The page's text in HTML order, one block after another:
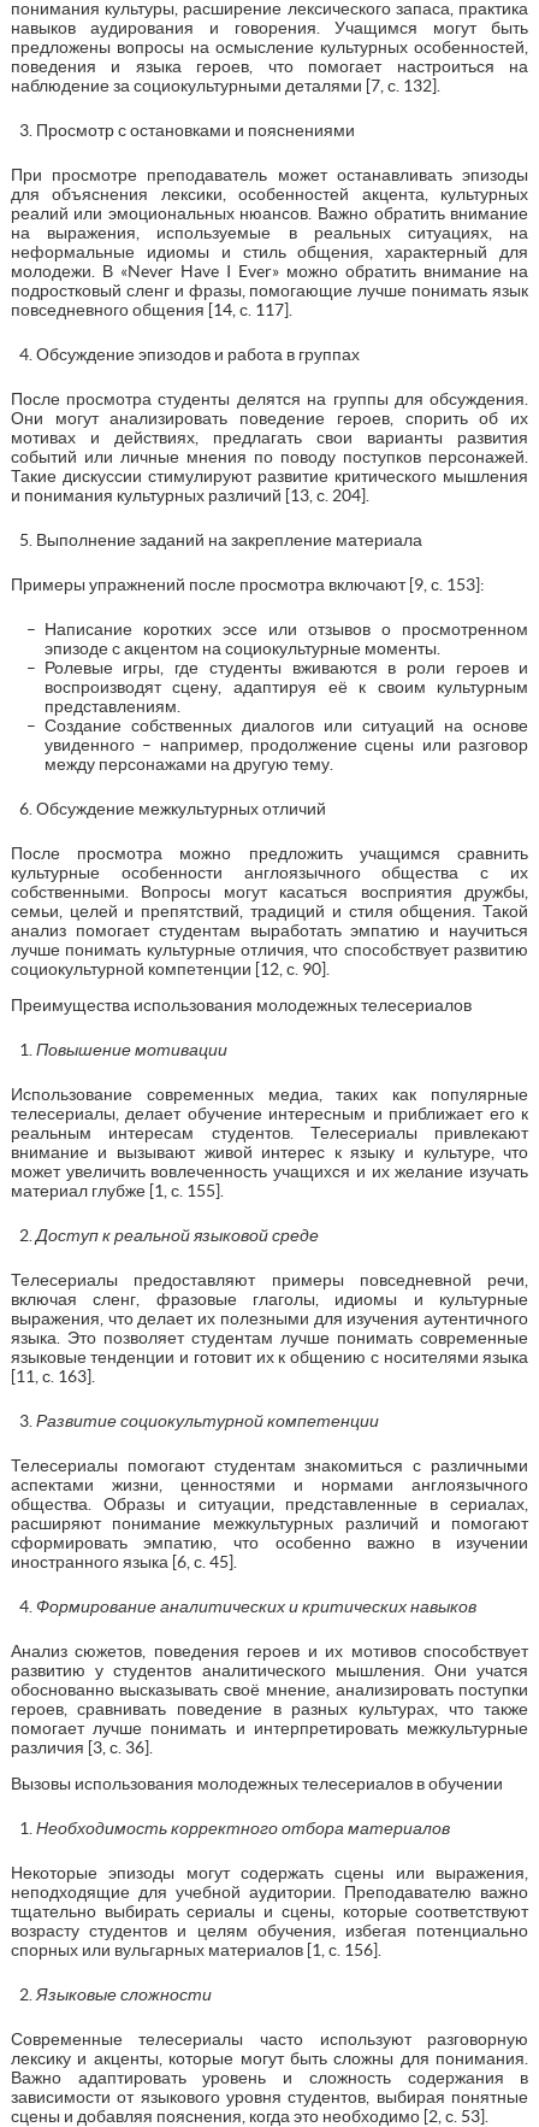
понимания культуры, расширение лексического запаса, практика
навыков аудирования и говорения. Учащимся могут быть
предложены вопросы на осмысление культурных особенностей,
поведения и языка героев, что помогает настроиться на
наблюдение за социокультурными деталями [7, с. 132].
Просмотр с остановками и пояснениями
При просмотре преподаватель может останавливать эпизоды
для объяснения лексики, особенностей акцента, культурных
реалий или эмоциональных нюансов. Важно обратить внимание
на выражения, используемые в реальных ситуациях, на
неформальные идиомы и стиль общения, характерный для
молодежи. В «Never Have I Ever» можно обратить внимание на
подростковый сленг и фразы, помогающие лучше понимать язык
повседневного общения [14, с. 117].
Обсуждение эпизодов и работа в группах
После просмотра студенты делятся на группы для обсуждения.
Они могут анализировать поведение героев, спорить об их
мотивах и действиях, предлагать свои варианты развития
событий или личные мнения по поводу поступков персонажей.
Такие дискуссии стимулируют развитие критического мышления
и понимания культурных различий [13, с. 204].
Выполнение заданий на закрепление материала
Примеры упражнений после просмотра включают [9, с. 153]:
Написание коротких эссе или отзывов о просмотренном
эпизоде с акцентом на социокультурные моменты.
Ролевые игры, где студенты вживаются в роли героев и
воспроизводят сцену, адаптируя её к своим культурным
представлениям.
Создание собственных диалогов или ситуаций на основе
увиденного – например, продолжение сцены или разговор
между персонажами на другую тему.
Обсуждение межкультурных отличий
После просмотра можно предложить учащимся сравнить
культурные особенности англоязычного общества с их
собственными. Вопросы могут касаться восприятия дружбы,
семьи, целей и препятствий, традиций и стиля общения. Такой
анализ помогает студентам выработать эмпатию и научиться
лучше понимать культурные отличия, что способствует развитию
социокультурной компетенции [12, с. 90].
Преимущества использования молодежных телесериалов
Повышение мотивации
Использование современных медиа, таких как популярные
телесериалы, делает обучение интересным и приближает его к
реальным интересам студентов. Телесериалы привлекают
внимание и вызывают живой интерес к языку и культуре, что
может увеличить вовлеченность учащихся и их желание изучать
материал глубже [1, с. 155].
Доступ к реальной языковой среде
Телесериалы предоставляют примеры повседневной речи,
включая сленг, фразовые глаголы, идиомы и культурные
выражения, что делает их полезными для изучения аутентичного
языка. Это позволяет студентам лучше понимать современные
языковые тенденции и готовит их к общению с носителями языка
[11, с. 163].
Развитие социокультурной компетенции
Телесериалы помогают студентам знакомиться с различными
аспектами жизни, ценностями и нормами англоязычного
общества. Образы и ситуации, представленные в сериалах,
расширяют понимание межкультурных различий и помогают
сформировать эмпатию, что особенно важно в изучении
иностранного языка [6, с. 45].
Формирование аналитических и критических навыков
Анализ сюжетов, поведения героев и их мотивов способствует
развитию у студентов аналитического мышления. Они учатся
обоснованно высказывать своё мнение, анализировать поступки
героев, сравнивать поведение в разных культурах, что также
помогает лучше понимать и интерпретировать межкультурные
различия [3, с. 36].
Вызовы использования молодежных телесериалов в обучении
Необходимость корректного отбора материалов
Некоторые эпизоды могут содержать сцены или выражения,
неподходящие для учебной аудитории. Преподавателю важно
тщательно выбирать сериалы и сцены, которые соответствуют
возрасту студентов и целям обучения, избегая потенциально
спорных или вульгарных материалов [1, с. 156].
Языковые сложности
Современные телесериалы часто используют разговорную
лексику и акценты, которые могут быть сложны для понимания.
Важно адаптировать уровень и сложность содержания в
зависимости от языкового уровня студентов, выбирая понятные
сцены и добавляя пояснения, когда это необходимо [2, с. 53].